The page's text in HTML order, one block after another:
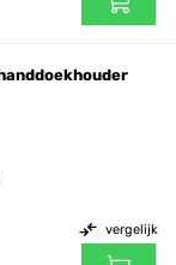
vergelijk